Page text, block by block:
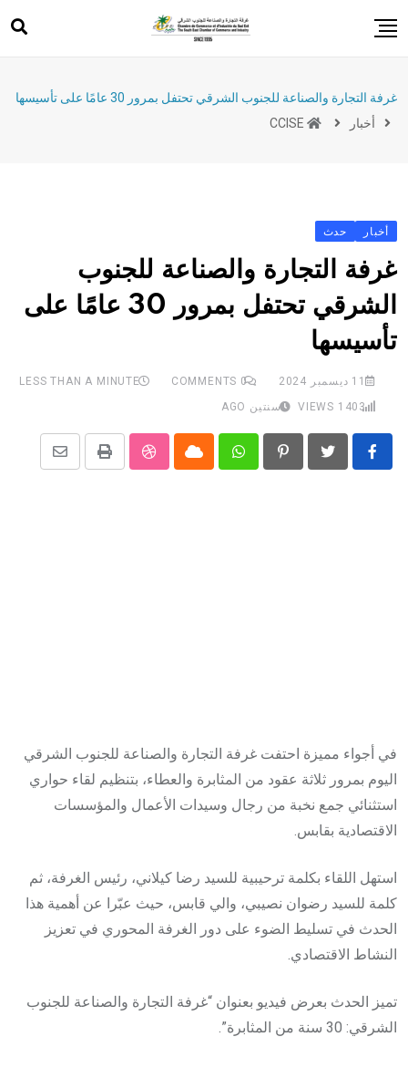
to
دعم الصادرات
تشريعات
غرفة التجارة والصناعة للجنوب الشرقي تحتفل بمرور 30 عامًا على تأسيسها
أخبار
CCISE
أخبار حدث
غرفة التجارة والصناعة للجنوب
الشرقي تحتفل بمرور 30 عامًا على
تأسيسها
11 ديسمبر 2024 0
LESS THAN A MINUTE
1403
سنتين AGO
Pinterest
Whatsapp
Cloud
StumbleUpon
Print
Share
في أجواء مميزة احتفت غرفة التجارة والصناعة للجنوب الشرقي
اليوم بمرور ثلاثة عقود من المثابرة والعطاء، بتنظيم لقاء حواري
استثنائي جمع نخبة من رجال وسيدات الأعمال والمؤسسات
الاقتصادية بقابس.
استهل اللقاء بكلمة ترحيبية للسيد رضا كيلاني، رئيس الغرفة، ثم
كلمة للسيد رضوان نصيبي، والي قابس، حيث عبّرا عن أهمية هذا
الحدث في تسليط الضوء على دور الغرفة المحوري في تعزيز
النشاط الاقتصادي.
تميز الحدث بعرض فيديو بعنوان “غرفة التجارة والصناعة للجنوب
الشرقي: 30 سنة من المثابرة”.